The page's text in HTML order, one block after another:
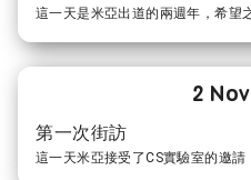
這一天是米亞出道的兩週年，希望
2
第一次街訪
這一天米亞接受了CS實驗室的邀